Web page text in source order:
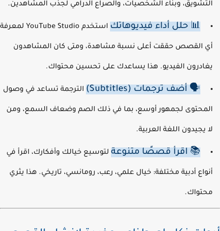
وبناء الشخصيات، والصراع الدرامي لجذب المشاهدين.
📊 حلل أداء فيديوهاتك استخدم YouTube Studio لمعرفة
القصص حققت أعلى نسبة مشاهدة، ومتى كان المشاهدون
الفيديو. هذا يساعدك على تحسين محتواك.
🗣️ أضف ترجمات (Subtitles) الترجمة تساعد في وصول
لجمهور أوسع، بما في ذلك الصم وضعاف السمع، ومن
يجيدون اللغة العربية.
📚 اقرأ قصصًا متنوعةلتوسيع خيالك وأفكارك، اقرأ في
أدبية مختلفة: خيال علمي، رعب، رومانسي، تاريخي. هذا يثري